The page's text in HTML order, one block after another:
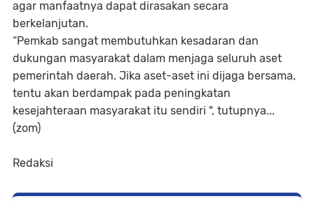
agar manfaatnya dapat dirasakan secara
berkelanjutan.
“Pemkab sangat membutuhkan kesadaran dan
dukungan masyarakat dalam menjaga seluruh aset
pemerintah daerah. Jika aset-aset ini dijaga bersama,
tentu akan berdampak pada peningkatan
kesejahteraan masyarakat itu sendiri ", tutupnya...
(zom)
Redaksi